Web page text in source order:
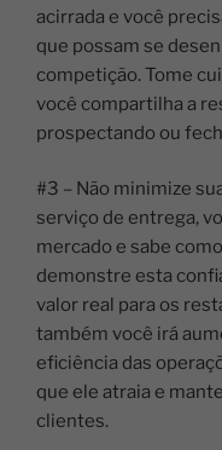
acirrada e você
que possam se
competição. Tome
você compartilha a
prospectando ou
#3 – Não minimize
serviço de entrega,
mercado e sabe
demonstre esta
valor real para os
também você irá
eficiência das
que ele atraia e
clientes.